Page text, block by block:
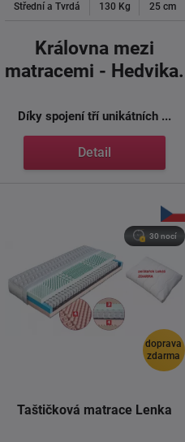
Střední a Tvrdá 130 Kg 25 cm
Královna mezi
matracemi - Hedvika.
Díky spojení tří unikátních ...
Detail
doprava
zdarma
30 nocí
Taštičková matrace Lenka